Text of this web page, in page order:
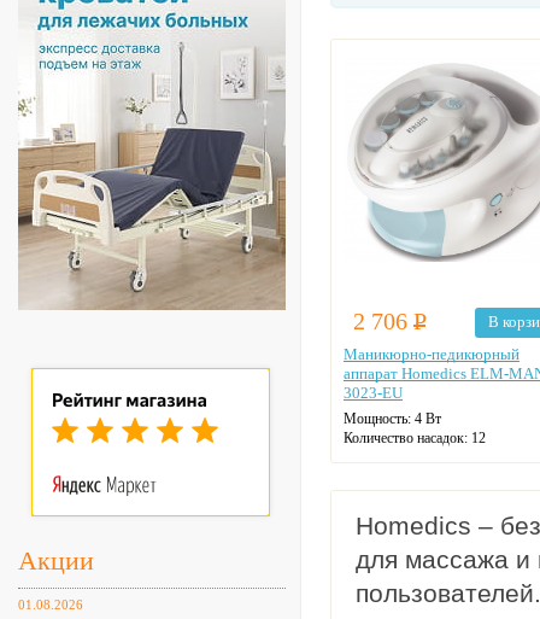
Акции
01.08.2026
2 706 Р
В
Маникюрно-педикюрный
аппарат Homedics ELM-
3023-EU
Мощность: 4 Вт
Количество насадок: 12
Лампа для сушки
Цвет: белый
Homedics –
для массажа и
пользователей.